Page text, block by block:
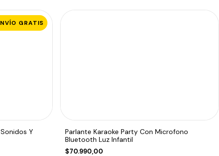
GRATIS
Y
Parlante Karaoke Party Con Microfono
Bluetooth Luz Infantil
$70.990,00